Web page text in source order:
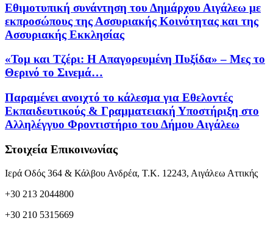
Εθιμοτυπική συνάντηση του Δημάρχου Αιγάλεω με
εκπροσώπους της Ασσυριακής Κοινότητας και της
Ασσυριακής Εκκλησίας
«Τομ και Τζέρι: Η Απαγορευμένη Πυξίδα» – Μες το
Θερινό το Σινεμά…
Παραμένει ανοιχτό το κάλεσμα για Εθελοντές
Εκπαιδευτικούς & Γραμματειακή Υποστήριξη στο
Αλληλέγγυο Φροντιστήριο του Δήμου Αιγάλεω
Στοιχεία Επικοινωνίας
Ιερά Οδός 364 & Κάλβου Ανδρέα, Τ.Κ. 12243, Αιγάλεω Αττικής
+30 213 2044800
+30 210 5315669